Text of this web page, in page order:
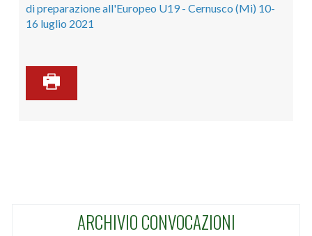
di preparazione all'Europeo U19 - Cernusco (Mi) 10-
16 luglio 2021
ARCHIVIO CONVOCAZIONI